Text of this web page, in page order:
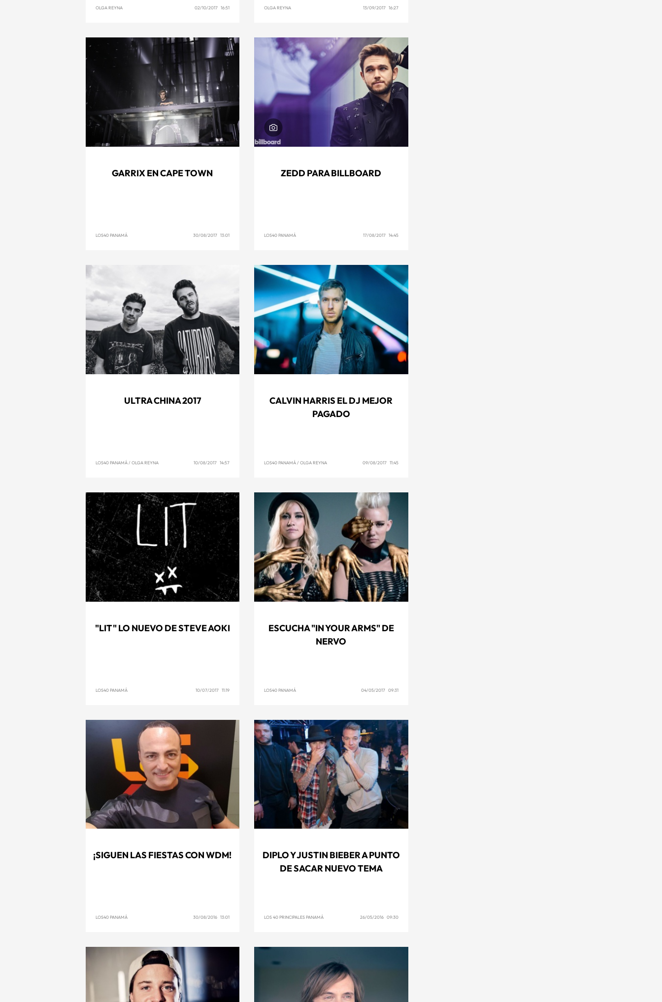
OLGA REYNA 02/10/2017 16:51 OLGA REYNA 13/09/2017 16:27
GARRIX EN CAPE TOWN
LOS40 PANAMÁ 30/08/2017 13:01
ZEDD PARA BILLBOARD
LOS40 PANAMÁ 17/08/2017 14:45
ULTRA CHINA 2017
LOS40 PANAMÁ/ OLGA REYNA 10/08/2017 14:57
CALVIN HARRIS EL DJ MEJOR
PAGADO
LOS40 PANAMÁ/ OLGA REYNA 09/08/2017 11:45
"LIT" LO NUEVO DE STEVE AOKI
LOS40 PANAMÁ 10/07/2017 11:19
ESCUCHA "IN YOUR ARMS" DE
NERVO
LOS40 PANAMÁ 04/05/2017 09:31
¡SIGUEN LAS FIESTAS CON WDM!
LOS40 PANAMÁ 30/08/2016 13:01
DIPLO Y JUSTIN BIEBER A PUNTO
DE SACAR NUEVO TEMA
LOS 40 PRINCIPALES PANAMÁ 26/05/2016 09:30